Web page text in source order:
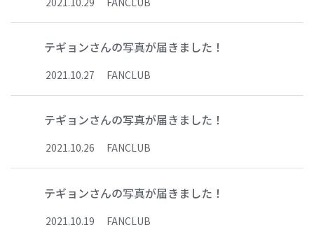
テギョンさんの写真が届きました！
2021.10.27 FANCLUB
テギョンさんの写真が届きました！
2021.10.26 FANCLUB
テギョンさんの写真が届きました！
2021 .10.19 FANCLUB